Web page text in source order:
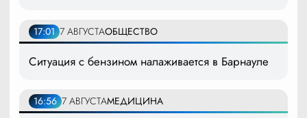
17:01 7 АВГУСТАОБЩЕСТВО
Ситуация с бензином налаживается в Барнауле
16:56 7 АВГУСТАМЕДИЦИНА